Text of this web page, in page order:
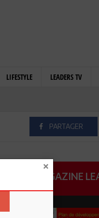
LIFESTYLE LEADERS TV
PARTAGER
MAGAZINE